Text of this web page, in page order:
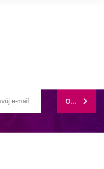
ODEBÍRAT